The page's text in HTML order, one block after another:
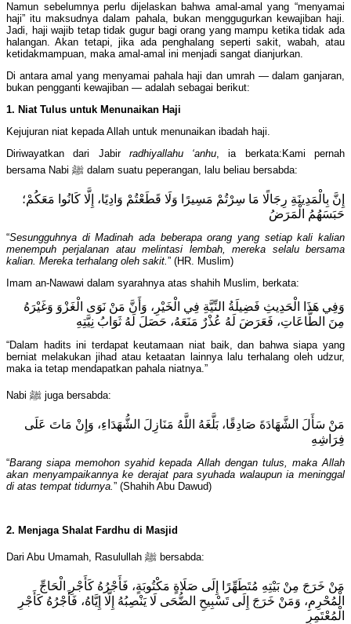
Namun sebelumnya perlu dijelaskan bahwa amal-amal yang “menyamai
haji” itu maksudnya dalam pahala, bukan menggugurkan kewajiban haji.
Jadi, haji wajib tetap tidak gugur bagi orang yang mampu ketika tidak ada
halangan. Akan tetapi, jika ada penghalang seperti sakit, wabah, atau
ketidakmampuan, maka amal-amal ini menjadi sangat dianjurkan.
Di antara amal yang menyamai pahala haji dan umrah — dalam ganjaran,
bukan pengganti kewajiban — adalah sebagai berikut:
1. Niat Tulus untuk Menunaikan Haji
Kejujuran niat kepada Allah untuk menunaikan ibadah haji.
Diriwayatkan dari Jabir radhiyallahu ‘anhu, ia berkata:Kami pernah
bersama Nabi ﷺ dalam suatu peperangan, lalu beliau bersabda:
إِنَّ بِالْمَدِينَةِ رِجَالًا مَا سِرْتُمْ مَسِيرًا وَلَا قَطَعْتُمْ وَادِيًا، إِلَّا كَانُوا مَعَكُمْ؛
حَبَسَهُمُ الْمَرَضُ
“Sesungguhnya di Madinah ada beberapa orang yang setiap kali kalian
menempuh perjalanan atau melintasi lembah, mereka selalu bersama
kalian. Mereka terhalang oleh sakit.” (HR. Muslim)
Imam an-Nawawi dalam syarahnya atas shahih Muslim, berkata:
وَفِي هَذَا الْحَدِيثِ فَضِيلَةُ النِّيَّةِ فِي الْخَيْرِ، وَأَنَّ مَنْ نَوَى الْغَزْوَ وَغَيْرَهُ
مِنَ الطَّاعَاتِ، فَعَرَضَ لَهُ عُذْرٌ مَنَعَهُ، حَصَلَ لَهُ ثَوَابُ نِيَّتِهِ
“Dalam hadits ini terdapat keutamaan niat baik, dan bahwa siapa yang
berniat melakukan jihad atau ketaatan lainnya lalu terhalang oleh udzur,
maka ia tetap mendapatkan pahala niatnya.”
Nabi ﷺ juga bersabda:
مَنْ سَأَلَ الشَّهَادَةَ صَادِقًا، بَلَّغَهُ اللَّهُ مَنَازِلَ الشُّهَدَاءِ، وَإِنْ مَاتَ عَلَى
فِرَاشِهِ
“Barang siapa memohon syahid kepada Allah dengan tulus, maka Allah
akan menyampaikannya ke derajat para syuhada walaupun ia meninggal
di atas tempat tidurnya.” (Shahih Abu Dawud)
2. Menjaga S halat Fard hu di Masjid
Dari Abu Umamah, Rasulullah ﷺ bersabda:
مَنْ خَرَجَ مِنْ بَيْتِهِ مُتَطَهِّرًا إِلَى صَلَاةٍ مَكْتُوبَةٍ، فَأَجْرُهُ كَأَجْرِ الْحَاجِّ
الْمُحْرِمِ، وَمَنْ خَرَجَ إِلَى تَسْبِيحِ الضُّحَى لَا يَنْصِبُهُ إِلَّا إِيَّاهُ، فَأَجْرُهُ كَأَجْرِ
الْمُعْتَمِرِ